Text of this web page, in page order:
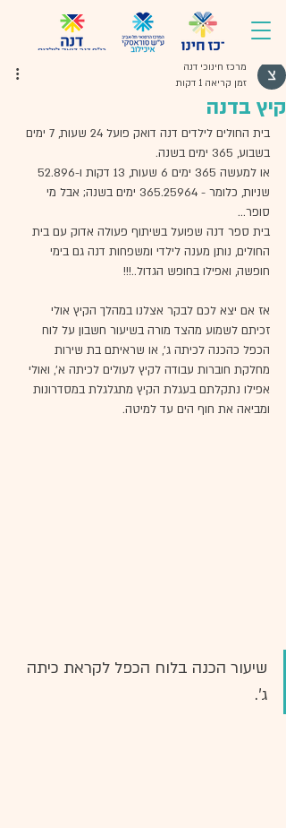
קיץ בדנה
מרכז חינוכי דנה
זמן קריאה 1 דקות
בית החולים לילדים דנה דואק פועל 24 שעות, 7 ימים
בשבוע, 365 ימים בשנה.
שניות, כלומר - 365.25964 ימים בשנה; אבל מי
סופר...
בית ספר דנה שפועל בשיתוף פעולה אדוק עם בית
החולים, נותן מענה לילדי ומשפחות דנה גם בימי
חופשה, ואפילו בחופש הגדול..!!!
אז אם יצא לכם לבקר אצלנו במהלך הקיץ אולי
זכיתם לשמוע מהצד מורה בשיעור חשבון על לוח
הכפל כהכנה לכיתה ג', או שראיתם בת שירות
מחלקת חוברות עבודה לקיץ לעולים לכיתה א', ואולי
אפילו נתקלתם בעגלת הקיץ מתגלגלת במסדרונות
ומביאה את חוף הים עד למיטה.
שיעור הכנה בלוח הכפל לקראת כיתה
ג'.